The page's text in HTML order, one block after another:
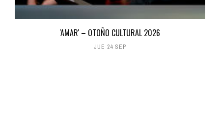
'AMAR' – OTOÑO CULTURAL 2026
JUE 24 SEP